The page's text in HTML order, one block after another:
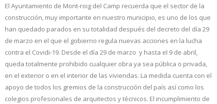
El Ayuntamiento de Mont-roig del Camp recuerda que el sector de la
construcción, muy importante en nuestro municipio, es uno de los que
han quedado parados en su totalidad después del decreto del día 29
de marzo en el que el gobierno regula nuevas acciones en la lucha
contra el Covidi-19. Desde el día 29 de marzo y hasta el 9 de abril,
queda totalmente prohibido cualquier obra ya sea pública o privada,
en el exterior o en el interior de las viviendas. La medida cuenta con el
apoyo de todos los gremios de la construcción del país así como los
colegios profesionales de arquitectos y técnicos. El incumplimiento de